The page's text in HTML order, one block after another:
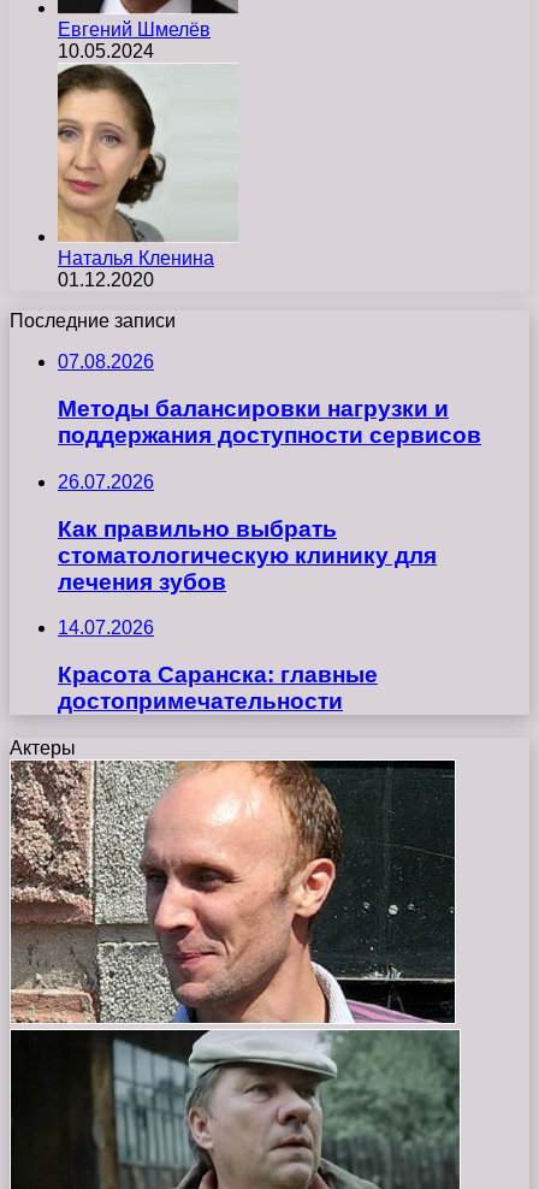
Евгений Шмелёв
10.05.2024
Наталья Кленина
01.12.2020
Последние записи
07.08.2026
Методы балансировки нагрузки и
поддержания доступности сервисов
26.07.2026
Как правильно выбрать
стоматологическую клинику для
лечения зубов
14.07.2026
Красота Саранска: главные
достопримечательности
Актеры